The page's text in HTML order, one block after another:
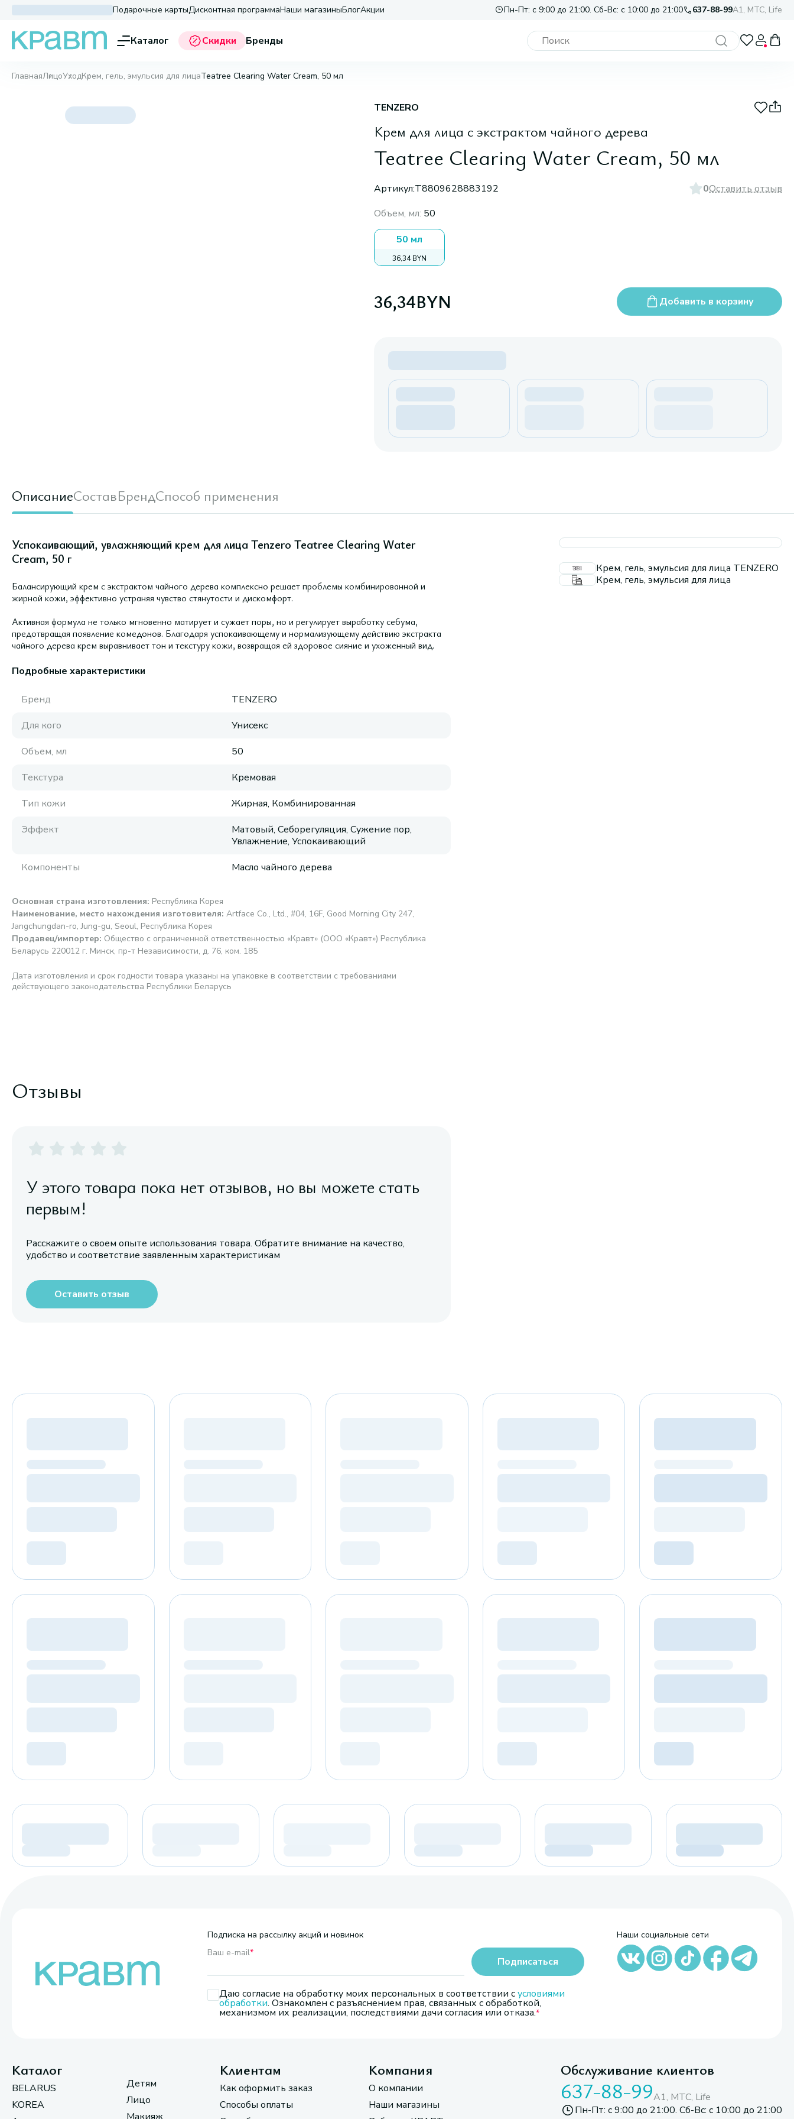
Подарочные картыДисконтная программаНаши магазиныБлогАкции Пн-Пт: с 9:00 до 21:00. Сб-Вс: с 10:00 до 21:00 637-88-99A1, МТС, Life
Каталог Скидки Бренды
ГлавнаяЛицоУходКрем, гель, эмульсия для лицаTeatree Clearing Water Cream, 50 мл
TENZERO
Крем для лица с экстрактом чайного дерева
Teatree Clearing Water Cream, 50 мл
Артикул:T8809628883192 0Оставить отзыв
Объем, мл: 50
50 мл
36,34 BYN
36,34BYN Добавить в корзину
ОписаниеСоставБрендСпособ применения
Успокаивающий, увлажняющий крем для лица Tenzero Teatree Clearing Water
Cream, 50 г
Балансирующий крем с экстрактом чайного дерева комплексно решает проблемы комбинированной и
жирной кожи, эффективно устраняя чувство стянутости и дискомфорт.
Активная формула не только мгновенно матирует и сужает поры, но и регулирует выработку себума,
предотвращая появление комедонов. Благодаря успокаивающему и нормализующему действию экстракта
чайного дерева крем выравнивает тон и текстуру кожи, возвращая ей здоровое сияние и ухоженный вид.
Подробные характеристики
Бренд
TENZERO
Для кого
Унисекс
Объем, мл
50
Текстура
Кремовая
Тип кожи
Жирная, Комбинированная
Эффект
Матовый, Себорегуляция, Сужение пор,
Увлажнение, Успокаивающий
Компоненты
Масло чайного дерева
Основная страна изготовления: Республика Корея
Наименование, место нахождения изготовителя: Artface Co., Ltd., #04, 16F, Good Morning City 247,
Jangchungdan-ro, Jung-gu, Seoul, Республика Корея
Продавец/импортер: Общество с ограниченной ответственностью «Кравт» (ООО «Кравт») Республика
Беларусь 220012 г. Минск, пр-т Независимости, д. 76, ком. 185
Дата изготовления и срок годности товара указаны на упаковке в соответствии с требованиями
действующего законодательства Республики Беларусь
Крем, гель, эмульсия для лица TENZERO
Крем, гель, эмульсия для лица
Отзывы
У этого товара пока нет отзывов, но вы можете стать
первым!
Расскажите о своем опыте использования товара. Обратите внимание на качество,
удобство и соответствие заявленным характеристикам
Оставить отзыв
Подписка на рассылку акций и новинок
Ваш e-mail*
Даю согласие на обработку моих персональных в соответствии сусловиями
обработки. Ознакомлен с разъяснением прав, связанных с обработкой,
механизмом их реализации, последствиями дачи согласия или отказа.
Подписаться
Наши социальные сети
Каталог
BELARUS
KOREA
Детям
Лицо
Клиентам
Как оформить заказ
Способы оплаты
Компания
О компании
Наши магазины
Обслуживание клиентов
637-88-99A1, МТС, Life
Пн-Пт: с 9:00 до 21:00. Сб-Вс: с 10:00 до 21:00